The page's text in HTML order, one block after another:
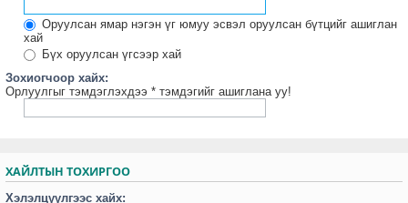
Оруулсан ямар нэгэн үг юмуу эсвэл оруулсан бүтцийг ашиглан
хай
Бүх оруулсан үгсээр хай
Зохиогчоор хайх:
Орлуулгыг тэмдэглэхдээ * тэмдэгийг ашиглана уу!
ХАЙЛТЫН ТОХИРГОО
Хэлэлцүүлгээс хайх: